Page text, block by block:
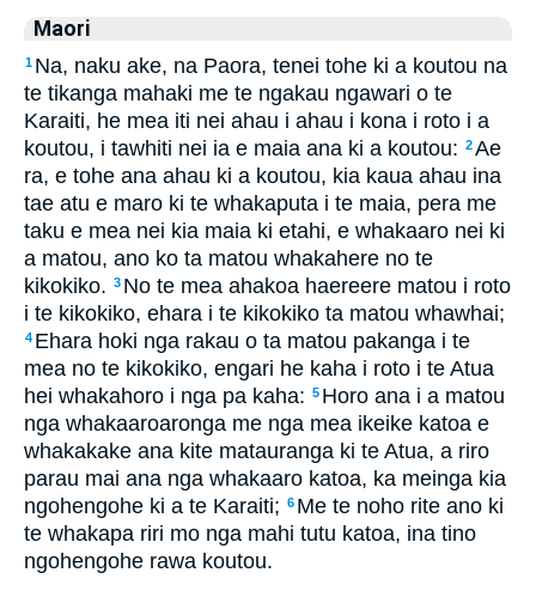
Maori
1 Na, naku ake, na Paora, tenei tohe ki a koutou na
te tikanga mahaki me te ngakau ngawari o te
Karaiti, he mea iti nei ahau i ahau i kona i roto i a
koutou, i tawhiti nei ia e maia ana ki a koutou: 2Ae
ra, e tohe ana ahau ki a koutou, kia kaua ahau ina
tae atu e maro ki te whakaputa i te maia, pera me
taku e mea nei kia maia ki etahi, e whakaaro nei ki
a matou, ano ko ta matou whakahere no te
kikokiko. 3 No te mea ahakoa haereere matou i roto
i te kikokiko, ehara i te kikokiko ta matou whawhai;
4 Ehara hoki nga rakau o ta matou pakanga i te
mea no te kikokiko, engari he kaha i roto i te Atua
hei whakahoro i nga pa kaha: 5 Horo ana i a matou
nga whakaaroaronga me nga mea ikeike katoa e
whakakake ana kite matauranga ki te Atua, a riro
parau mai ana nga whakaaro katoa, ka meinga kia
ngohengohe ki a te Karaiti; 6 Me te noho rite ano ki
te whakapa riri mo nga mahi tutu katoa, ina tino
ngohengohe rawa koutou.